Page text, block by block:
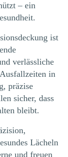
– ein
ist
verlässliche
in
präzise
sicher, dass
bleibt.
Lächeln
und freuen